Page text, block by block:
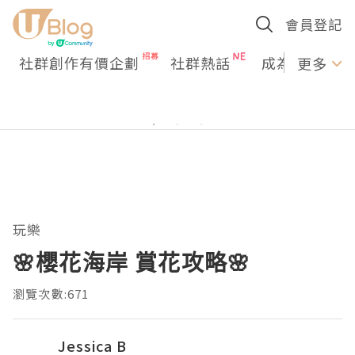
會員登記
社群創作有價企劃 社群熱話 成為U更多
玩樂
🌸櫻花海岸 賞花攻略🌸
瀏覽次數:671
Jessica B